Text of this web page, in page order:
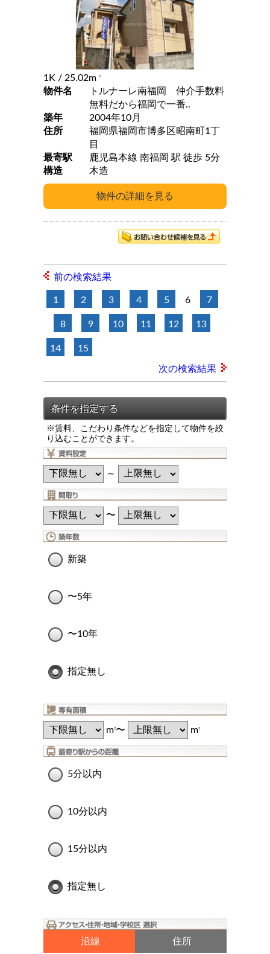
1K / 25.02m 2
物件名
トルナーレ南福岡 仲介手数料
無料だから福岡で一番..
築年
2004年10月
住所
福岡県福岡市博多区昭南町1丁
目
最寄駅
鹿児島本線 南福岡 駅 徒歩 5分
構造
木造
前の検索結果
1 2 3 4 5 6 7
8 9 10 11 12 13
14 15
次の検索結果
※賃料、こだわり条件などを指定して物件を絞
り込むことができます。
～
〜
新築
〜5年
〜10年
指定無し
m2〜 m2
5分以内
10分以内
15分以内
指定無し
沿線 住所